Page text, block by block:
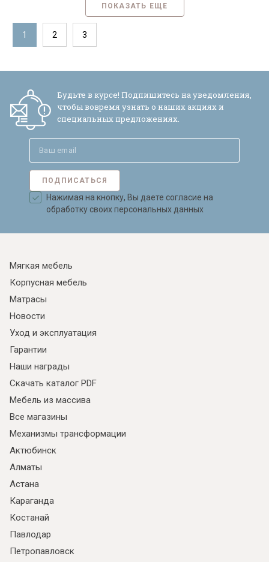
ПОКАЗАТЬ ЕЩЕ
1 2 3
Будьте в курсе! Подпишитесь на уведомления,
чтобы вовремя узнать о наших акциях и
специальных предложениях.
ПОДПИСАТЬСЯ
Нажимая на кнопку, Вы даете согласие на
обработку своих персональных данных
Мягкая мебель
Корпусная мебель
Матрасы
Новости
Уход и эксплуатация
Гарантии
Наши награды
Скачать каталог PDF
Мебель из массива
Все магазины
Механизмы трансформации
Актюбинск
Алматы
Астана
Караганда
Костанай
Павлодар
Петропавловск